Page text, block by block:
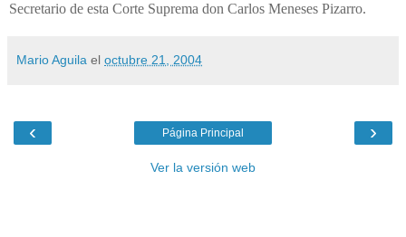
Secretario de esta Corte Suprema don Carlos Meneses Pizarro.
Mario Aguila el octubre 21, 2004
‹ ›
Página Principal
Ver la versión web